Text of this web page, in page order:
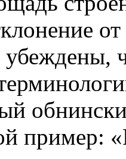
пример: